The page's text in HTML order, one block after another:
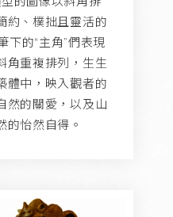
約、樸拙且靈活的
下的“主角”們表現
角重複排列，生生
體中，映入觀者的
然的關愛，以及山
的怡然自得。